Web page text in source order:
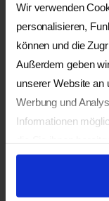
Wir verwenden
personalisieren,
können und die
Außerdem geben
unserer Website an
Werbung und
Informationen
Nutzung der
Samstag:
12:30 und
Sonntag:
12:30 Uhr
Der Kurs ist